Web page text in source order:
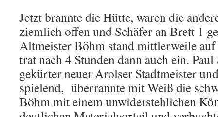
Jetzt brannte die Hütte, waren die
ziemlich offen und Schäfer an Brett 1
Altmeister Böhm stand mittlerweile
trat nach 4 Stunden dann auch ein.
gekürter neuer Arolser Stadtmeister
spielend, überrannte mit Weiß die
Böhm mit einem unwiderstehlichen